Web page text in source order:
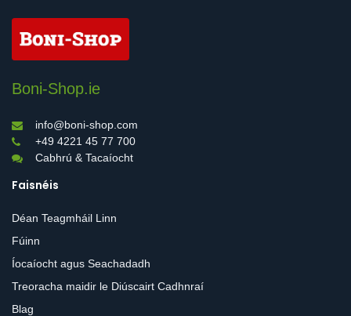
Boni-Shop.ie
info@boni-shop.com
+49 4221 45 77 700
Cabhrú & Tacaíocht
Faisnéis
Déan Teagmháil Linn
Fúinn
Íocaíocht agus Seachadadh
Treoracha maidir le Diúscairt Cadhnraí
Blag